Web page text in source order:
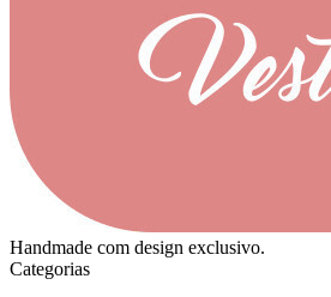
Handmade com design exclusivo.
Categorias